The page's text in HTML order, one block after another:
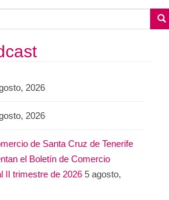
2026
2026
de Santa Cruz de Tenerife
el Boletín de Comercio
II trimestre de 2026 5 agosto,